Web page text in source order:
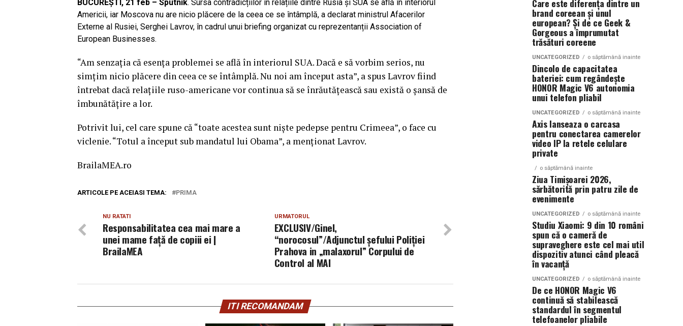
BUCUREȘTI, 21 feb – Sputnik. Sursa contradicțiilor în relațiile dintre Rusia și SUA se află în interiorul
Americii, iar Moscova nu are nicio plăcere de la ceea ce se întâmplă, a declarat ministrul Afacerilor
Externe al Rusiei, Serghei Lavrov, în cadrul unui briefing organizat cu reprezentanții Association of
European Businesses.
“Am senzația că esența problemei se află în interiorul SUA. Dacă e să vorbim serios, nu
simțim nicio plăcere din ceea ce se întâmplă. Nu noi am început asta”, a spus Lavrov fiind
întrebat dacă relațiile ruso-americane vor continua să se înrăutățească sau există o șansă de
îmbunătățire a lor.
Potrivit lui, cel care spune că “toate acestea sunt niște pedepse pentru Crimeea”, o face cu
viclenie. “Totul a început sub mandatul lui Obama”, a menționat Lavrov.
BrailaMEA.ro
ARTICOLE PE ACEIASI TEMA: PRIMA
URMATORUL
EXCLUSIV/Ginel,
“norocosul”/Adjunctul șefului Poliției
Prahova in „malaxorul” Corpului de
Control al MAI
NU RATATI
Responsabilitatea cea mai mare a
unei mame faţă de copiii ei |
BrailaMEA
ITI RECOMANDAM
Care este diferența dintre un
brand coreean și unul
european? Și de ce Geek &
Gorgeous a împrumutat
trăsături coreene
UNCATEGORIZED o săptămână inainte
Dincolo de capacitatea
bateriei: cum regândește
HONOR Magic V6 autonomia
unui telefon pliabil
UNCATEGORIZED o săptămână inainte
Axis lanseaza o carcasa
pentru conectarea camerelor
video IP la retele celulare
private
o săptămână inainte
Ziua Timișoarei 2026,
sărbătorită prin patru zile de
evenimente
UNCATEGORIZED o săptămână inainte
Studiu Xiaomi: 9 din 10 români
spun că o cameră de
supraveghere este cel mai util
dispozitiv atunci când pleacă
în vacanță
UNCATEGORIZED o săptămână inainte
De ce HONOR Magic V6
continuă să stabilească
standardul în segmentul
telefoanelor pliabile